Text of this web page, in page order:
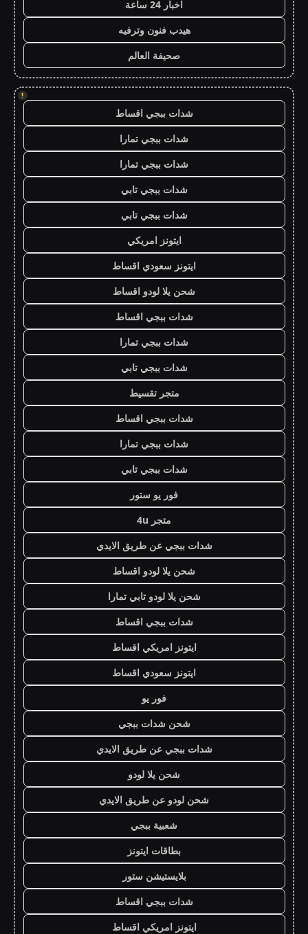
اخبار 24 ساعة
هيدب فنون وترفيه
صحيفة العالم
!
شدات ببجي اقساط
شدات ببجي تمارا
شدات ببجي تمارا
شدات ببجي تابي
شدات ببجي تابي
ايتونز امريكي
ايتونز سعودي اقساط
شحن يلا لودو اقساط
شدات ببجي اقساط
شدات ببجي تمارا
شدات ببجي تابي
متجر تقسيط
شدات ببجي اقساط
شدات ببجي تمارا
شدات ببجي تابي
فور يو ستور
متجر 4u
شدات ببجي عن طريق الايدي
شحن يلا لودو اقساط
شحن يلا لودو تابي تمارا
شدات ببجي اقساط
ايتونز امريكي اقساط
ايتونز سعودي اقساط
فور يو
شحن شدات ببجي
شدات ببجي عن طريق الايدي
شحن يلا لودو
شحن لودو عن طريق الايدي
شعبية ببجي
بطاقات ايتونز
بلايستيشن ستور
شدات ببجي اقساط
ايتونز امريكي اقساط